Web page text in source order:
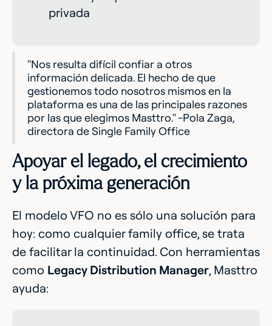
privada
"Nos resulta difícil confiar a otros
información delicada. El hecho de que
gestionemos todo nosotros mismos en la
plataforma es una de las principales razones
por las que elegimos Masttro." -Pola Zaga,
directora de Single Family Office
Apoyar el legado, el crecimiento
y la próxima generación
El modelo VFO no es sólo una solución para
hoy: como cualquier family office, se trata
de facilitar la continuidad. Con herramientas
como Legacy Distribution Manager, Masttro
ayuda: